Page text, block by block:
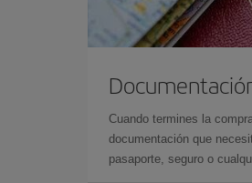
Cuando termines la
documentación que
pasaporte, seguro o